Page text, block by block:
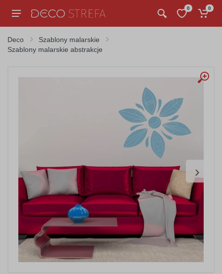
0 0
Deco
Szablony malarskie
Szablony malarskie abstrakcje
›